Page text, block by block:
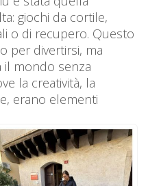
giochi da cortile,
o di recupero. Questo
per divertirsi, ma
il mondo senza
la creatività, la
erano elementi